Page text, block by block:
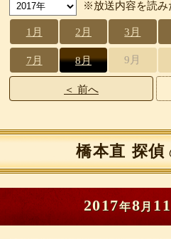
※放送内容を読み
＜ 前へ
1月 2月 3月
7月 8月 9月
橋本直
2017年8月 11